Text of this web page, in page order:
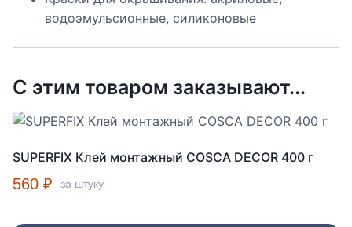
водоэмульсионные, силиконовые
С этим товаром заказывают...
SUPERFIX Клей монтажный COSCA DECOR 400 г
560 ₽ за штуку